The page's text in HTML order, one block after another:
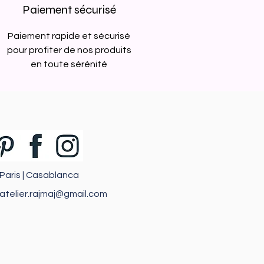
Paiement sécurisé
Paiement rapide et sécurisé
pour profiter de nos produits
en toute sérénité
Paris | Casablanca
atelier.rajmaj@gmail.com